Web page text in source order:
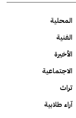
المحلية
الفنية
الأخيرة
الاجتماعية
تراث
آراء طلابية